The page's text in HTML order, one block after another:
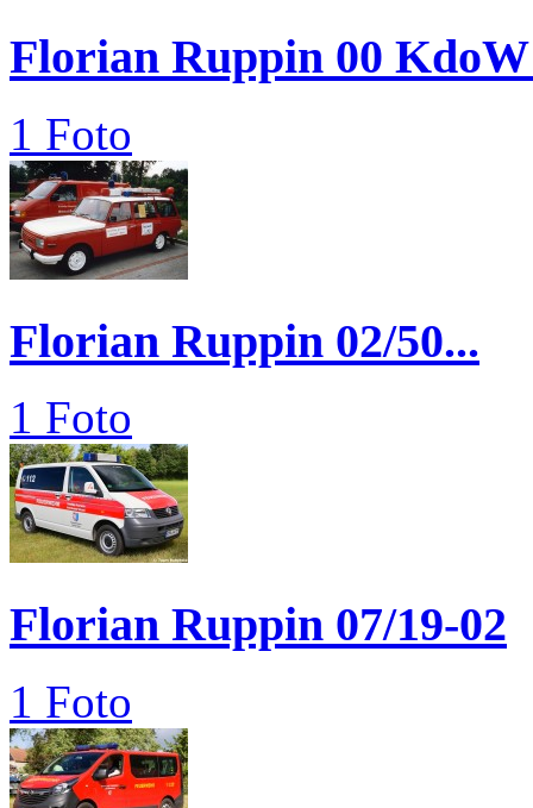
Florian Ruppin 00
1 Foto
Florian Ruppin 02/50...
1 Foto
Florian Ruppin 07/19-02
1 Foto